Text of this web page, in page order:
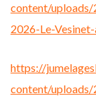
content/
2026-Le-
https://
content/